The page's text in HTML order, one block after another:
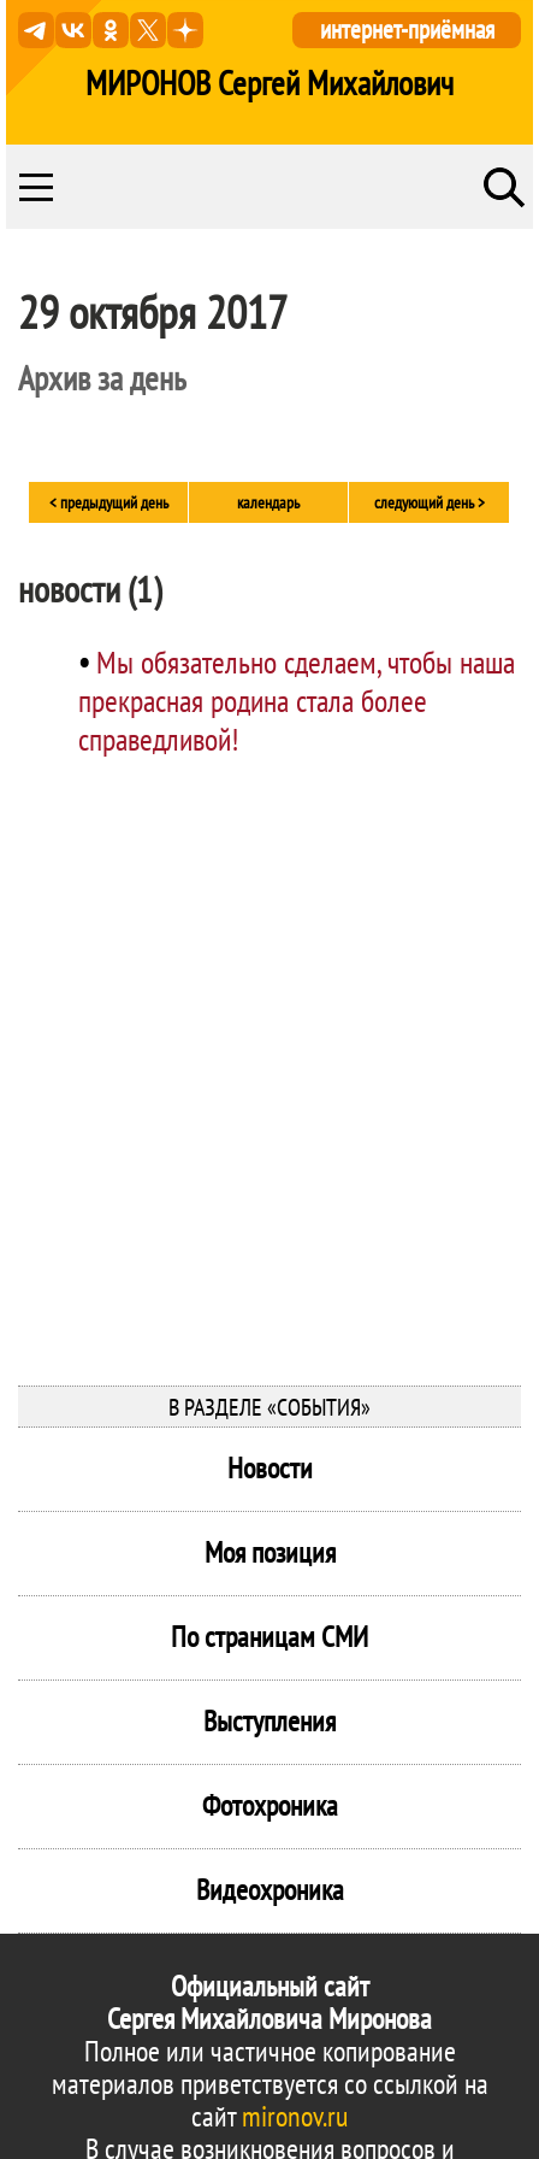
МИРОНОВ Сергей Михайлович
интернет-приёмная
29 октября 2017
Архив за день
< предыдущий день календарь следующий день >
новости (1)
• Мы обязательно сделаем, чтобы наша
прекрасная родина стала более
справедливой!
В РАЗДЕЛЕ «СОБЫТИЯ»
Новости
Моя позиция
По страницам СМИ
Выступления
Фотохроника
Видеохроника
Официальный сайт
Сергея Михайловича Миронова
Полное или частичное копирование
материалов приветствуется со ссылкой на
сайтmironov.ru
В случае возникновения вопросов и